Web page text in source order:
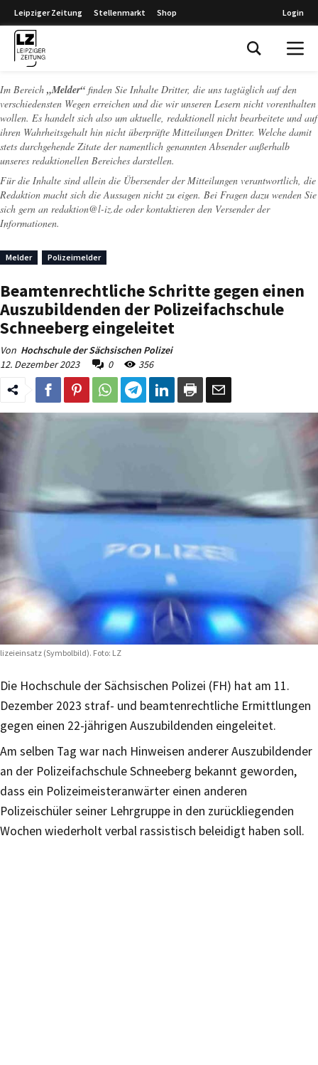
Leipziger Zeitung Stellenmarkt Shop Login
Im Bereich „Melder“ finden Sie Inhalte Dritter, die uns tagtäglich auf den
verschiedensten Wegen erreichen und die wir unseren Lesern nicht vorenthalten
wollen. Es handelt sich also um aktuelle, redaktionell nicht bearbeitete und auf
ihren Wahrheitsgehalt hin nicht überprüfte Mitteilungen Dritter. Welche damit
stets durchgehende Zitate der namentlich genannten Absender außerhalb
unseres redaktionellen Bereiches darstellen.
Für die Inhalte sind allein die Übersender der Mitteilungen verantwortlich, die
Redaktion macht sich die Aussagen nicht zu eigen. Bei Fragen dazu wenden Sie
sich gern an redaktion@l-iz.de oder kontaktieren den Versender der
Informationen.
Melder Polizeimelder
Beamtenrechtliche Schritte gegen einen
Auszubildenden der Polizeifachschule
Schneeberg eingeleitet
Von Hochschule der Sächsischen Polizei
12. Dezember 2023
0 356
(Symbolbild). Foto: LZ
Die Hochschule der Sächsischen Polizei (FH) hat am 11.
Dezember 2023 straf- und beamtenrechtliche Ermittlungen
gegen einen 22-jährigen Auszubildenden eingeleitet.
Am selben Tag war nach Hinweisen anderer Auszubildender
an der Polizeifachschule Schneeberg bekannt geworden,
dass ein Polizeimeisteranwärter einen anderen
Polizeischüler seiner Lehrgruppe in den zurückliegenden
Wochen wiederholt verbal rassistisch beleidigt haben soll.